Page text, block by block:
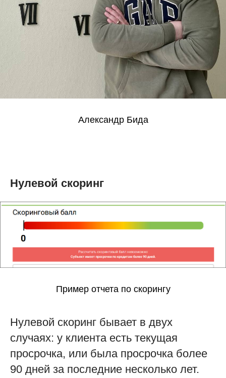
Александр Бида
Нулевой скоринг
Пример отчета по скорингу
Нулевой скоринг бывает в двух
случаях: у клиента есть текущая
просрочка, или была просрочка более
90 дней за последние несколько лет.